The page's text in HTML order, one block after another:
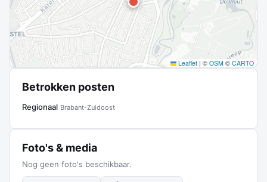
Leaflet | © OSM © CARTO
Betrokken posten
Regionaal Brabant-Zuidoost
Foto's & media
Nog geen foto's beschikbaar.